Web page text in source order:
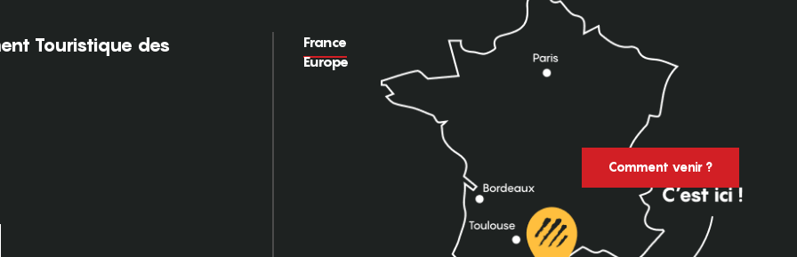
Touristique des
France
Europe
Comment venir ?